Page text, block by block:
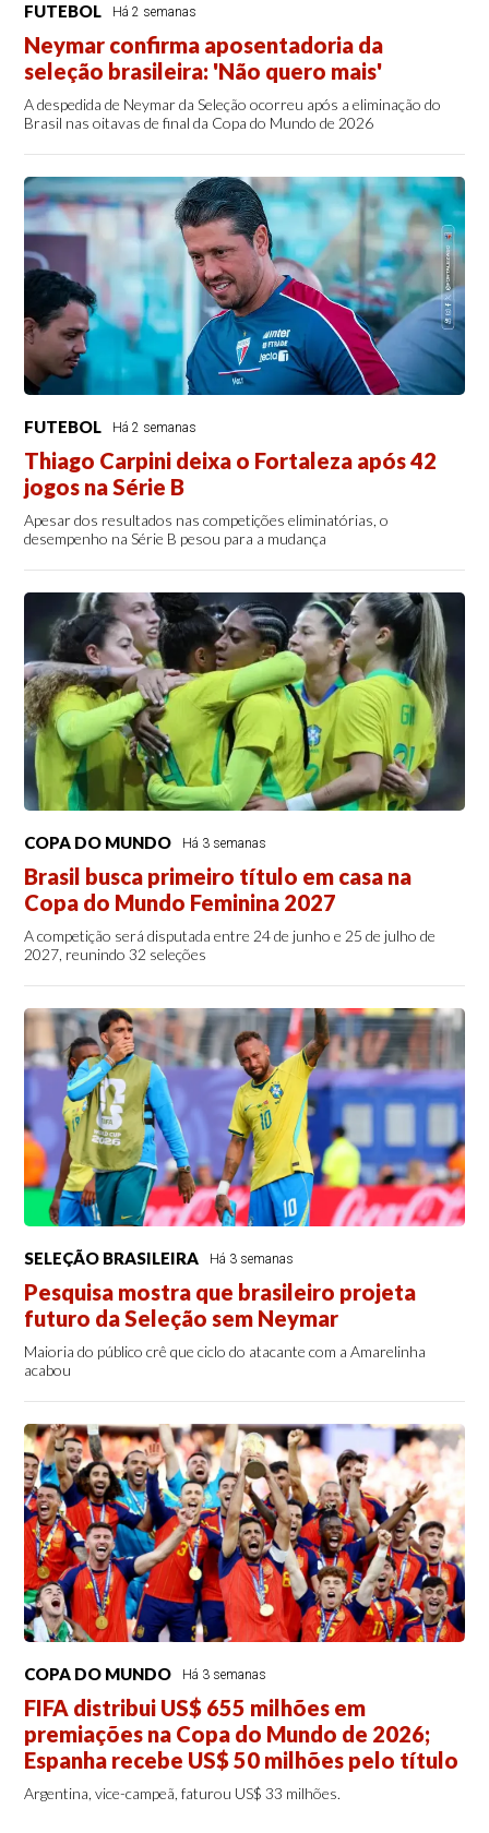
FUTEBOL Há 2 semanas
Neymar confirma aposentadoria da
seleção brasileira: 'Não quero mais'
A despedida de Neymar da Seleção ocorreu após a eliminação do
Brasil nas oitavas de final da Copa do Mundo de 2026
FUTEBOL Há 2 semanas
Thiago Carpini deixa o Fortaleza após 42
jogos na Série B
Apesar dos resultados nas competições eliminatórias, o
desempenho na Série B pesou para a mudança
COPA DO MUNDO Há 3 semanas
Brasil busca primeiro título em casa na
Copa do Mundo Feminina 2027
A competição será disputada entre 24 de junho e 25 de julho de
2027, reunindo 32 seleções
SELEÇÃO BRASILEIRA Há 3 semanas
Pesquisa mostra que brasileiro projeta
futuro da Seleção sem Neymar
Maioria do público crê que ciclo do atacante com a Amarelinha
acabou
COPA DO MUNDO Há 3 semanas
FIFA distribui US$ 655 milhões em
premiações na Copa do Mundo de 2026;
Espanha recebe US$ 50 milhões pelo título
Argentina, vice-campeã, faturou US$ 33 milhões.